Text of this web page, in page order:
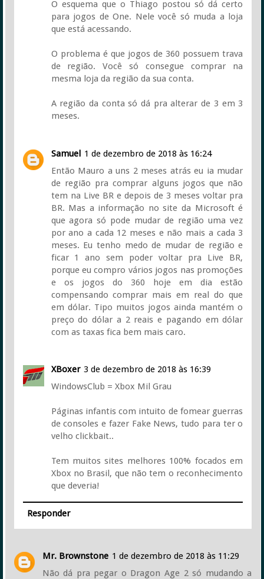
O esquema que o Thiago postou só dá certo
para jogos de One. Nele você só muda a loja
que está acessando.
O problema é que jogos de 360 possuem trava
de região. Você só consegue comprar na
mesma loja da região da sua conta.
A região da conta só dá pra alterar de 3 em 3
meses.
Samuel 1 de dezembro de 2018 às 16:24
Então Mauro a uns 2 meses atrás eu ia mudar
de região pra comprar alguns jogos que não
tem na Live BR e depois de 3 meses voltar pra
BR. Mas a informação no site da Microsoft é
que agora só pode mudar de região uma vez
por ano a cada 12 meses e não mais a cada 3
meses. Eu tenho medo de mudar de região e
ficar 1 ano sem poder voltar pra Live BR,
porque eu compro vários jogos nas promoções
e os jogos do 360 hoje em dia estão
compensando comprar mais em real do que
em dólar. Tipo muitos jogos ainda mantém o
preço do dólar a 2 reais e pagando em dólar
com as taxas fica bem mais caro.
XBoxer 3 de dezembro de 2018 às 16:39
WindowsClub = Xbox Mil Grau
Páginas infantis com intuito de fomear guerras
de consoles e fazer Fake News, tudo para ter o
velho clickbait..
Tem muitos sites melhores 100% focados em
Xbox no Brasil, que não tem o reconhecimento
que deveria!
Responder
Mr. Brownstone 1 de dezembro de 2018 às 11:29
Não dá pra pegar o Dragon Age 2 só mudando a